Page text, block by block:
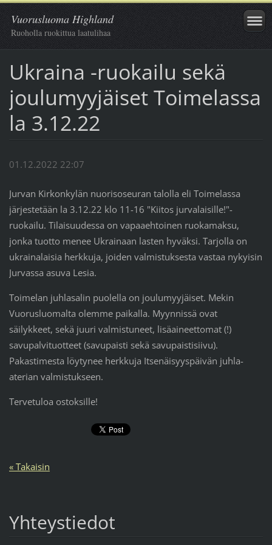
Vuorusluoma Highland
Ruoholla ruokittua laatulihaa
Ukraina -ruokailu sekä
joulumyyjäiset Toimelassa
la 3.12.22
01.12.2022 22:07
Jurvan Kirkonkylän nuorisoseuran talolla eli Toimelassa
järjestetään la 3.12.22 klo 11-16 "Kiitos jurvalaisille!"-
ruokailu. Tilaisuudessa on vapaaehtoinen ruokamaksu,
jonka tuotto menee Ukrainaan lasten hyväksi. Tarjolla on
ukrainalaisia herkkuja, joiden valmistuksesta vastaa nykyisin
Jurvassa asuva Lesia.
Toimelan juhlasalin puolella on joulumyyjäiset. Mekin
Vuorusluomalta olemme paikalla. Myynnissä ovat
säilykkeet, sekä juuri valmistuneet, lisäaineettomat (!)
savupalvituotteet (savupaisti sekä savupaistisiivu).
Pakastimesta löytynee herkkuja Itsenäisyyspäivän juhla-
aterian valmistukseen.
Tervetuloa ostoksille!
« Takaisin
Yhteystiedot